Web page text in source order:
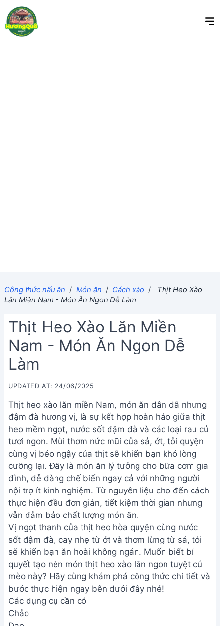
Công thức nấu ăn / Món ăn / Cách xào /
Thịt Heo Xào
Lăn Miền Nam - Món Ăn Ngon Dễ Làm
Thịt Heo Xào Lăn Miền
Nam - Món Ăn Ngon Dễ
Làm
UPDATED AT: 24/06/2025
Thịt heo xào lăn miền Nam, món ăn dân dã nhưng
đậm đà hương vị, là sự kết hợp hoàn hảo giữa thịt
heo mềm ngọt, nước sốt đậm đà và các loại rau củ
tươi ngon. Mùi thơm nức mũi của sả, ớt, tỏi quyện
cùng vị béo ngậy của thịt sẽ khiến bạn khó lòng
cưỡng lại. Đây là món ăn lý tưởng cho bữa cơm gia
đình, dễ dàng chế biến ngay cả với những người
nội trợ ít kinh nghiệm. Từ nguyên liệu cho đến cách
thực hiện đều đơn giản, tiết kiệm thời gian nhưng
vẫn đảm bảo chất lượng món ăn.
Vị ngọt thanh của thịt heo hòa quyện cùng nước
sốt đậm đà, cay nhẹ từ ớt và thơm lừng từ sả, tỏi
sẽ khiến bạn ăn hoài không ngán. Muốn biết bí
quyết tạo nên món thịt heo xào lăn ngon tuyệt cú
mèo này? Hãy cùng khám phá công thức chi tiết và
bước thực hiện ngay bên dưới đây nhé!
Các dụng cụ cần có
Chảo